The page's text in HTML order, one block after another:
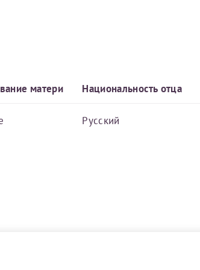
матери Национальность отца
Русский